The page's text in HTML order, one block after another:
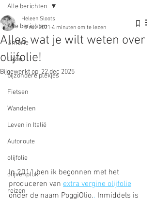
Alle berichten
Umbrie
Lazio
bijzondere plekjes
Fietsen
Wandelen
Leven in Italië
Autoroute
olijfolie
olijvenpluk
reizen
Alle berichten
Alles wat je wilt weten over
olijfolie!
Heleen Sloots
13 nov 2021 4 minuten om te lezen
Bijgewerkt op: 22 dec 2025
In 2011 ben ik begonnen met het
produceren van extra vergine olijfolie
onder de naam PoggiOlio.. Inmiddels is